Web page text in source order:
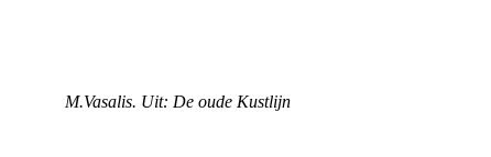
M.Vasalis. Uit: De oude Kustlijn